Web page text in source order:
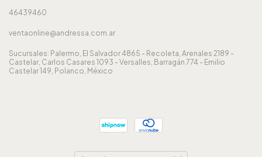
46439460
ventaonline@andressa.com.ar
Sucursales: Palermo, El Salvador 4865 - Recoleta, Arenales 2189 -
Castelar, Carlos Casares 1093 - Versalles, Barragán 774 - Emilio
Castelar 149, Polanco, México